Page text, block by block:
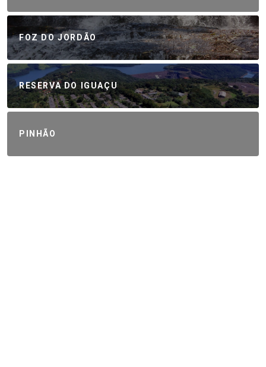
FOZ DO JORDÃO
RESERVA DO IGUAÇU
PINHÃO